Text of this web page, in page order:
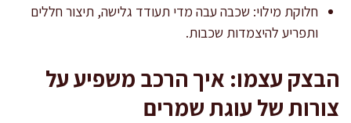
חלוקת מילוי: שכבה עבה מדי תעודד גלישה, תיצור חללים
ותפריע להיצמדות שכבות.
הבצק עצמו: איך הרכב משפיע על
צורות של עוגת שמרים